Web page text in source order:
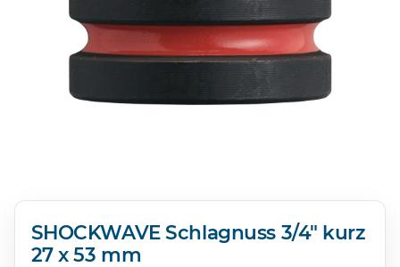
SHOCKWAVE Schlagnuss 3/4" kurz
27 x 53 mm